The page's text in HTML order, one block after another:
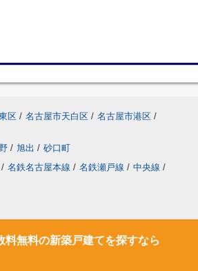
区 / 名古屋市天白区 / 名古屋市港区 /
/ 旭出 / 砂口町
/ 名鉄名古屋本線 / 名鉄瀬戸線 / 中央線 /
料無料の新築戸建てを探すなら